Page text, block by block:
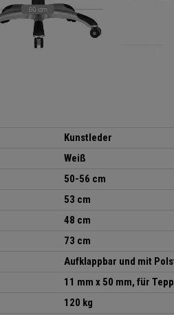
Kunstleder
Weiß
50-56 cm
53 cm
48 cm
73 cm
Aufklappbar und mit
11 mm x 50 mm, für
120 kg